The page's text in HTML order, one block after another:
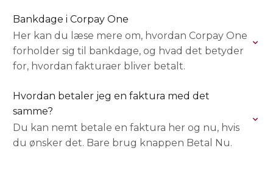
Bankdage i Corpay One
Her kan du læse mere om, hvordan Corpay One
forholder sig til bankdage, og hvad det betyder
for, hvordan fakturaer bliver betalt.
Hvordan betaler jeg en faktura med det
samme?
Du kan nemt betale en faktura her og nu, hvis
du ønsker det. Bare brug knappen Betal Nu.